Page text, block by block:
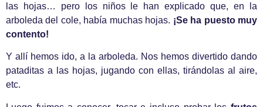
las hojas… pero los niños le han explicado que, en la
arboleda del cole, había muchas hojas. ¡Se ha puesto muy
contento!
Y allí hemos ido, a la arboleda. Nos hemos divertido dando
pataditas a las hojas, jugando con ellas, tirándolas al aire,
etc.